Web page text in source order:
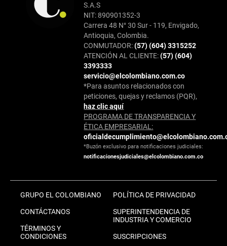
S.A.S
NIT: 890901352-3
Carrera 48 N° 30 Sur - 119, Envigado,
Antioquia, Colombia.
CONMUTADOR:(57) (604) 3315252
ATENCIÓN AL CLIENTE:(57) (604)
3393333
servicio@elcolombiano.com.co
*Para asuntos relacionados con
peticiones, quejas y reclamos (PQR),
haz clic aquí
PROGRAMA DE TRANSPARENCIA Y
ÉTICA EMPRESARIAL:
*Buzón exclusivo para notificaciones judiciales:
notificacionesjudiciales@elcolombiano.com.co
GRUPO EL COLOMBIANO
CONTÁCTANOS
TÉRMINOS Y
CONDICIONES
POLÍTICA DE PRIVACIDAD
SUPERINTENDENCIA DE
INDUSTRIA Y COMERCIO
SUSCRIPCIONES